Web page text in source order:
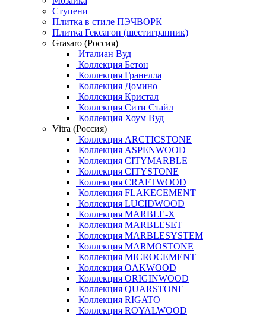
Ступени
Плитка в стиле ПЭЧВОРК
Плитка Гексагон (шестигранник)
Grasaro (Россия)
Италиан Вуд
Коллекция Бетон
Коллекция Гранелла
Коллекция Домино
Коллекция Кристал
Коллекция Сити Стайл
Коллекция Хоум Вуд
Vitra (Россия)
Коллекция ARCTICSTONE
Коллекция ASPENWOOD
Коллекция CITYMARBLE
Коллекция CITYSTONE
Коллекция CRAFTWOOD
Коллекция FLAKECEMENT
Коллекция LUCIDWOOD
Коллекция MARBLE-X
Коллекция MARBLESET
Коллекция MARBLESYSTEM
Коллекция MARMOSTONE
Коллекция MICROCEMENT
Коллекция OAKWOOD
Коллекция ORIGINWOOD
Коллекция QUARSTONE
Коллекция RIGATO
Коллекция ROYALWOOD